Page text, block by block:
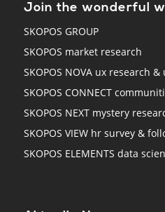
Join the wonderful
SKOPOS GROUP
SKOPOS market research
SKOPOS NOVA ux research
SKOPOS CONNECT
SKOPOS NEXT mystery
SKOPOS VIEW hr survey &
SKOPOS ELEMENTS data